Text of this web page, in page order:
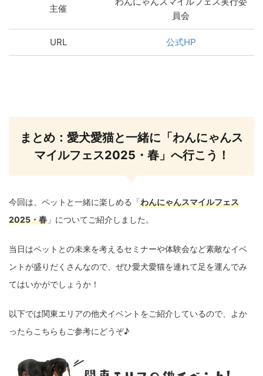
主催
員会
URL 公式HP
まとめ：愛犬愛猫と一緒に「わんにゃんス
マイルフェス2025・春」へ行こう！
今回は、ペットと一緒に楽しめる「わんにゃんスマイルフェス
2025・春 」についてご紹介しました。
当日はペットとの未来を考えるセミナーや体験会など素敵なイベ
ントが盛りだくさんなので、ぜひ愛犬愛猫を連れて足を運んでみ
てはいかがでしょうか！
以下では関東エリアの他犬イベントをご紹介しているので、よか
ったらこちらもご参考にどうぞ♪